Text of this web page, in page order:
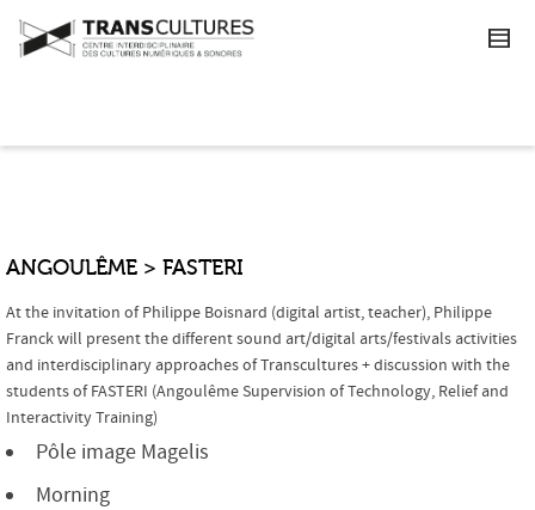
ANGOULÊME > FASTERI
At the invitation of Philippe Boisnard (digital artist, teacher), Philippe
Franck will present the different sound art/digital arts/festivals activities
and interdisciplinary approaches of Transcultures + discussion with the
students of FASTERI (Angoulême Supervision of Technology, Relief and
Interactivity Training)
Pôle image Magelis
Morning